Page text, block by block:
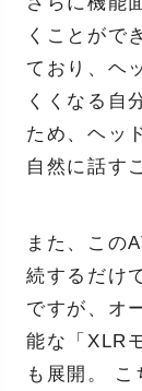
くことがで
ており、ヘ
くくなる自
ため、ヘッ
自然に話す
また、この
続するだけ
ですが、オ
能な「XLR
も展開。 こ